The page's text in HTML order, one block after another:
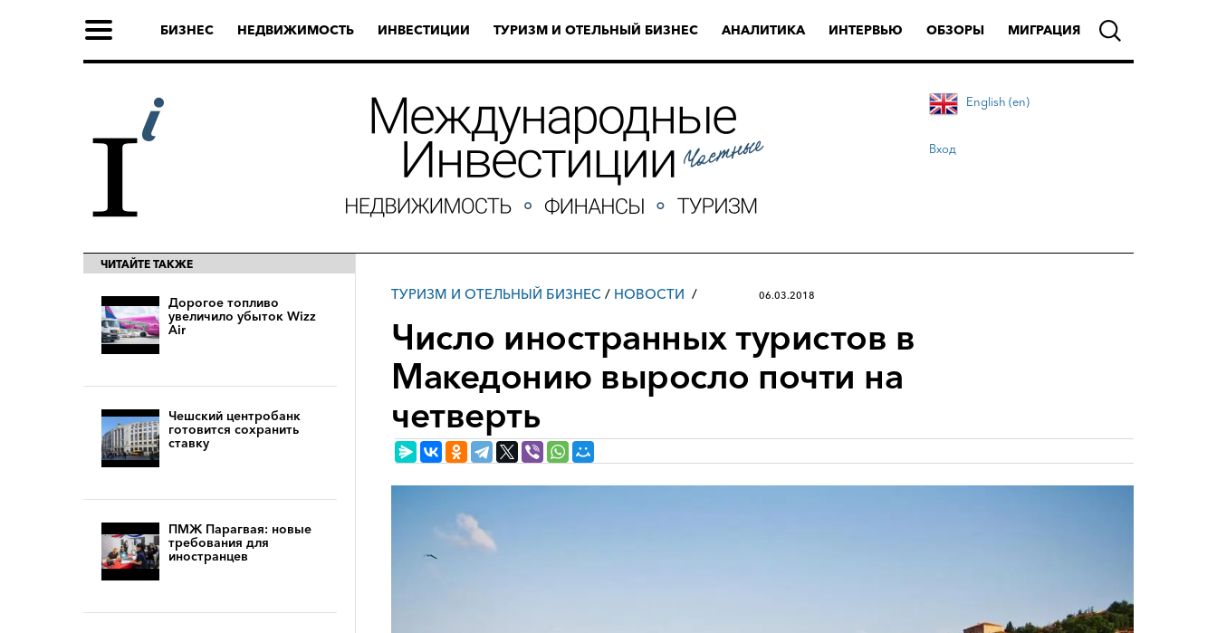
БИЗНЕС НЕДВИЖИМОСТЬ ИНВЕСТИЦИИ ТУРИЗМ И ОТЕЛЬНЫЙ БИЗНЕС АНАЛИТИКА ИНТЕРВЬЮ ОБЗОРЫ МИГРАЦИЯ
English (en)
Вход
ЧИТАЙТЕ ТАКЖЕ
Дорогое топливо
увеличило убыток Wizz
Air
Чешский центробанк
готовится сохранить
ставку
ПМЖ Парагвая: новые
требования для
иностранцев
ТУРИЗМ И ОТЕЛЬНЫЙ БИЗНЕС / НОВОСТИ 06.03.2018
Число иностранных туристов в
Македонию выросло почти на
четверть